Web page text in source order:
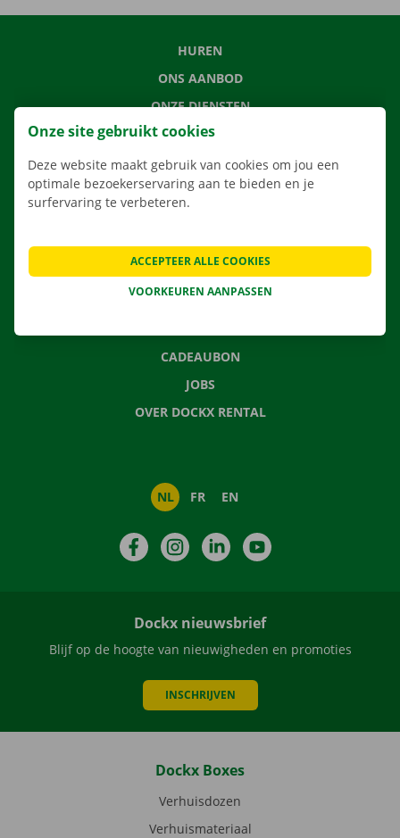
HUREN
ONS AANBOD
ONZE DIENSTEN
LOCATIES
APP
VERHUISOPLOSSINGEN
CONTACTEER ONS
VEELGESTELDE VRAGEN
CADEAUBON
JOBS
OVER DOCKX RENTAL
NL FR EN
FacebookInstagramLinkedIn
Dockx nieuwsbrief
Blijf op de hoogte van nieuwigheden en promoties
INSCHRIJVEN
Dockx Boxes
Verhuisdozen
Verhuismateriaal
Onze site gebruikt cookies
Deze website maakt gebruik van cookies om jou een
optimale bezoekerservaring aan te bieden en je
surfervaring te verbeteren.
VOORKEUREN AANPASSEN
ACCEPTEER ALLE COOKIES